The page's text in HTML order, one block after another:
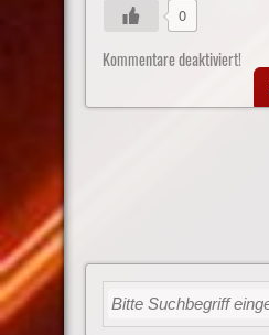
0
Kommentare deaktiviert!